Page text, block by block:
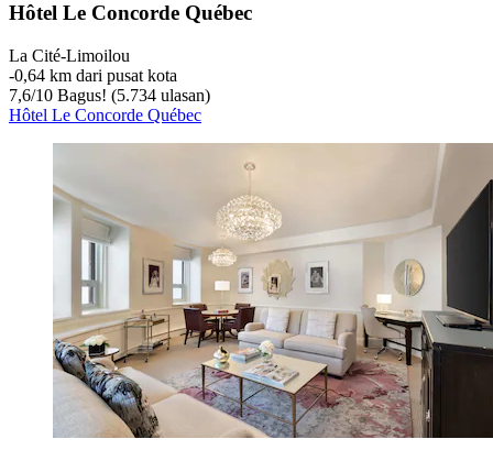
Hôtel Le Concorde Québec
La Cité-Limoilou
‐0,64 km dari pusat kota
7,6/10 Bagus! (5.734 ulasan)
Hôtel Le Concorde Québec